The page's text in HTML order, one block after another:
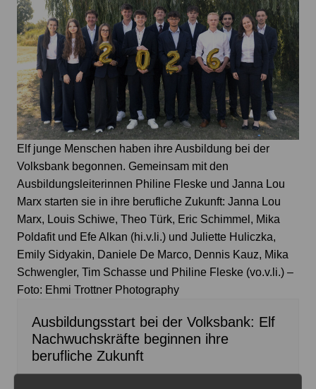
Elf junge Menschen haben ihre Ausbildung bei der
Volksbank begonnen. Gemeinsam mit den
Ausbildungsleiterinnen Philine Fleske und Janna Lou
Marx starten sie in ihre berufliche Zukunft: Janna Lou
Marx, Louis Schiwe, Theo Türk, Eric Schimmel, Mika
Poldafit und Efe Alkan (hi.v.li.) und Juliette Huliczka,
Emily Sidyakin, Daniele De Marco, Dennis Kauz, Mika
Schwengler, Tim Schasse und Philine Fleske (vo.v.li.) –
Foto: Ehmi Trottner Photography
Ausbildungsstart bei der Volksbank: Elf
Nachwuchskräfte beginnen ihre
berufliche Zukunft